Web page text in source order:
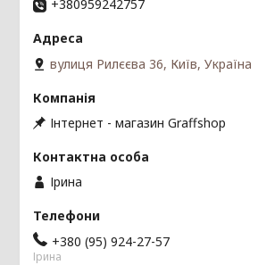
+380959242757
вулиця Рилєєва 36, Київ, Україна
Інтернет - магазин Graffshop
Ірина
+380 (95) 924-27-57
Ірина